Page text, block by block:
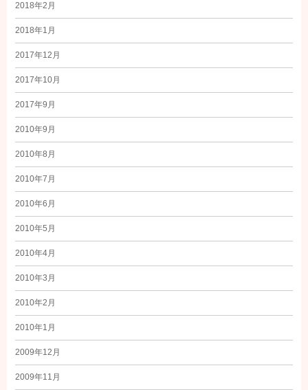
2018年2月
2018年1月
2017年12月
2017年10月
2017年9月
2010年9月
2010年8月
2010年7月
2010年6月
2010年5月
2010年4月
2010年3月
2010年2月
2010年1月
2009年12月
2009年11月